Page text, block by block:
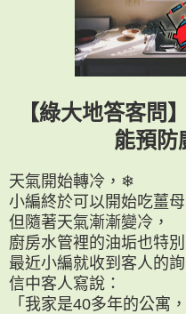
【綠大地答客問
能預防
天氣開始轉冷，❄
小編終於可以開始吃薑
但隨著天氣漸漸變冷，
廚房水管裡的油垢也特
最近小編就收到客人的詢
信中客人寫說：
「我家是40多年的公寓